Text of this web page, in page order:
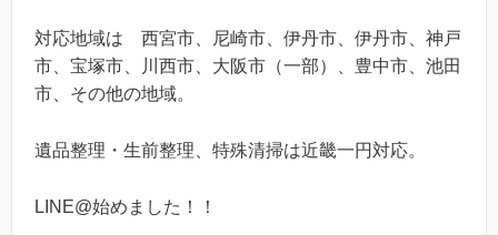
対応地域は 西宮市、尼崎市、伊丹市、伊丹市、神戸
市、宝塚市、川西市、大阪市（一部）、豊中市、池田
市、その他の地域。
遺品整理・生前整理、特殊清掃は近畿一円対応。
LINE@始めました！！